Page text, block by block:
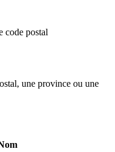
code postal
une province ou une